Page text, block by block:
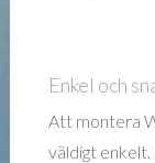
Enkel och
Att montera
väldigt enkelt.